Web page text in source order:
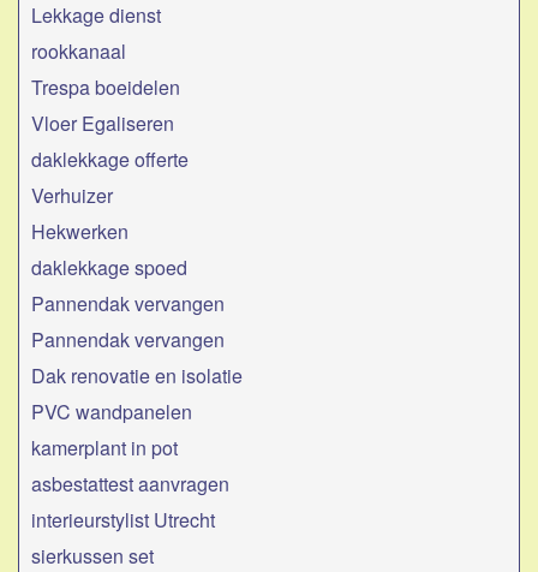
Lekkage dienst
rookkanaal
Trespa boeidelen
Vloer Egaliseren
daklekkage offerte
Verhuizer
Hekwerken
daklekkage spoed
Pannendak vervangen
Pannendak vervangen
Dak renovatie en isolatie
PVC wandpanelen
kamerplant in pot
asbestattest aanvragen
interieurstylist Utrecht
sierkussen set